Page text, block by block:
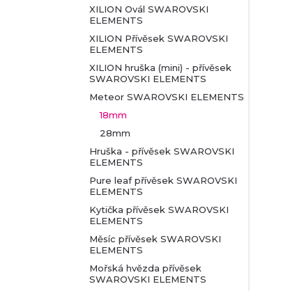
XILION Ovál SWAROVSKI
ELEMENTS
XILION Přívěsek SWAROVSKI
ELEMENTS
XILION hruška (mini) - přívěsek
SWAROVSKI ELEMENTS
Meteor SWAROVSKI ELEMENTS
18mm
28mm
Hruška - přívěsek SWAROVSKI
ELEMENTS
Pure leaf přívěsek SWAROVSKI
ELEMENTS
Kytička přívěsek SWAROVSKI
ELEMENTS
Měsíc přívěsek SWAROVSKI
ELEMENTS
Mořská hvězda přívěsek
SWAROVSKI ELEMENTS